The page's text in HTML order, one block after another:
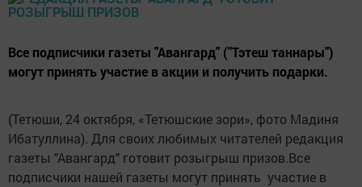
Все подписчики газеты "Авангард" ("Тэтеш таннары")
могут принять участие в акции и получить подарки.
(Тетюши, 24 октября, «Тетюшские зори», фото Мадиня
Ибатуллина). Для своих любимых читателей редакция
газеты "Авангард" готовит розыгрыш ­призов.Все
подписчики нашей газеты могут принять участие в